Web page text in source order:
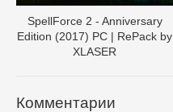
SpellForce 2 - Anniversary
Edition (2017) PC | RePack by
XLASER
Комментарии